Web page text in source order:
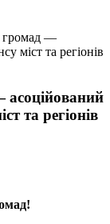
громад —
міст та регіонів
асоційований
та регіонів